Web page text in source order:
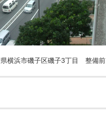
横浜市磯子区磯子3丁目 整備前